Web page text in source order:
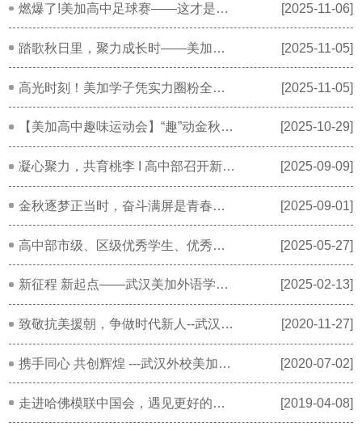
燃爆了!美加高中足球赛——这才是青春该有的样子 [2025-11-06]
踏歌秋日里，聚力成长时——美加高中2025年秋季研学之旅暖心纪实 [2025-11-05]
高光时刻！美加学子凭实力圈粉全球青年 [2025-11-05]
【美加高中趣味运动会】“趣”动金秋，“燃”动活力 [2025-10-29]
凝心聚力，共育桃李 I 高中部召开新学期班主任、舍监培训会 [2025-09-09]
金秋逐梦正当时，奋斗满屏是青春——高中部开学典礼 [2025-09-01]
高中部市级、区级优秀学生、优秀学生干部专访 [2025-05-27]
新征程 新起点——武汉美加外语学校高中部开学典礼暨表彰大会 [2025-02-13]
致敬抗美援朝，争做时代新人--武汉外校美加分校国际高中部开展纪念抗美援朝活动 [2020-11-27]
携手同心 共创辉煌 ---武汉外校美加分校国际高中部期中表彰大会 [2020-07-02]
走进哈佛模联中国会，遇见更好的自己 [2019-04-08]